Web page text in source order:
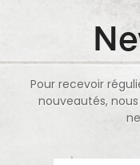
Pour recevoir
nouveautés,